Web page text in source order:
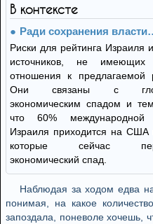
В контексте
Ради сохранения
Риски для рейтинга Израиля
источников, не имеющих
отношения к предлагаемой
Они связаны с
экономическим спадом и
что 60% международной
Израиля приходится на США
которые сейчас
экономический спад.
Наблюдая за ходом едва
понимая, на какое
запоздала, поневоле хочешь,